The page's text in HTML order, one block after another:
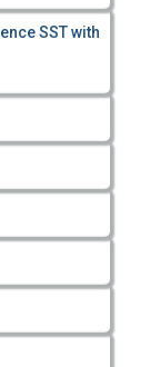
SST with